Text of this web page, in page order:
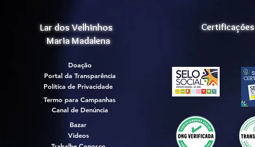
Lar dos Velhinhos
Maria Madalena
Doação
Portal da Transparência
Política de Privacidade
Termo para Campanhas
Canal de Denúncia
Bazar
Videos
Certificações